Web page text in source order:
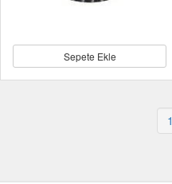
Sepete Ekle
1